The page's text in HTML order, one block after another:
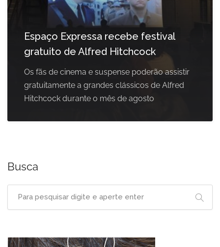
Espaço Expressa recebe festival
gratuito de Alfred Hitchcock
Os fãs de cinema e suspense poderão assistir
gratuitamente a grandes clássicos de Alfred
Hitchcock durante o mês de agosto
Busca